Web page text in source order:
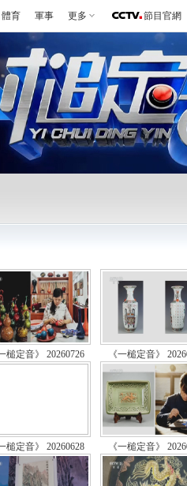
體育 軍事 更多 節目官網
槌定音》 20260726 《一槌定音》
槌定音》 20260628 《一槌定音》